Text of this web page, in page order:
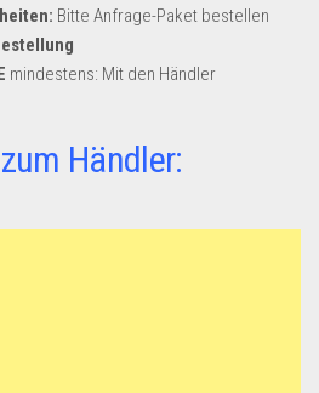
Bitte Anfrage-Paket bestellen
mindestens: Mit den Händler
Händler: